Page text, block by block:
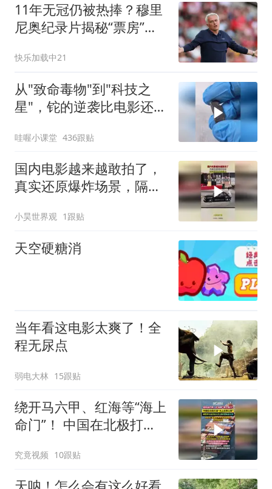
11年无冠仍被热捧？穆里
尼奥纪录片揭秘“票房”真
快乐加载中21
从"致命毒物"到"科技之
星"，铊的逆袭比电影还精
哇喔小课堂 436跟贴
国内电影越来越敢拍了，
真实还原爆炸场景，隔着
小昊世界观 1跟贴
天空硬糖消
当年看这电影太爽了！全
程无尿点
弱电大林 15跟贴
绕开马六甲、红海等“海上
命门”！ 中国在北极打
究竟视频 10跟贴